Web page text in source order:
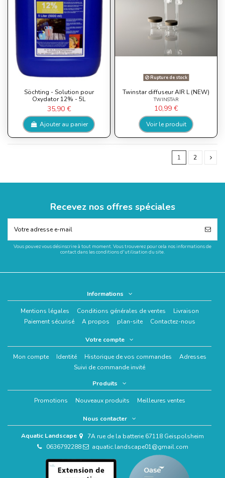
Söchting - Solution pour
Oxydator 12% - 5L
35,90 €
Ajouter au panier
Rupture de stock
Twinstar diffuseur AIR L (NEW)
TWINSTAR
10,99 €
Voir le produit
1 2
Recevez nos offres spéciales
Vous pouvez vous désinscrire à tout moment. Vous trouverez pour cela nos informations de
contact dans les conditions d'utilisation du site.
Informations
Mentions légales Conditions générales de ventes
Livraison
Paiement sécurisé
A propos plan-site Contactez-nous
Votre compte
Mon compte Identité Historique de vos commandes
Adresses
Suivi de commande invité
Produits
Promotions Nouveaux produits Meilleures ventes
Nous contacter
Aquatic Landscape
7A rue de la batterie 67118 Geispolsheim
0636792288
aquatic.landscape01@gmail.com